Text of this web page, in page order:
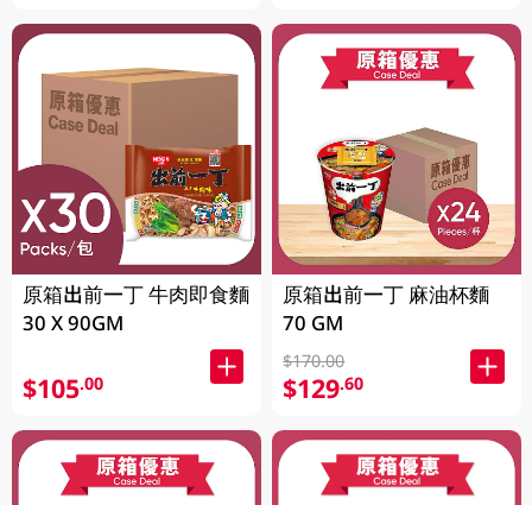
原箱出前一丁 牛肉即食麵
30 X 90GM
$105.00
原箱出前一丁 麻油杯麵
70 GM
$170.00
$129.60